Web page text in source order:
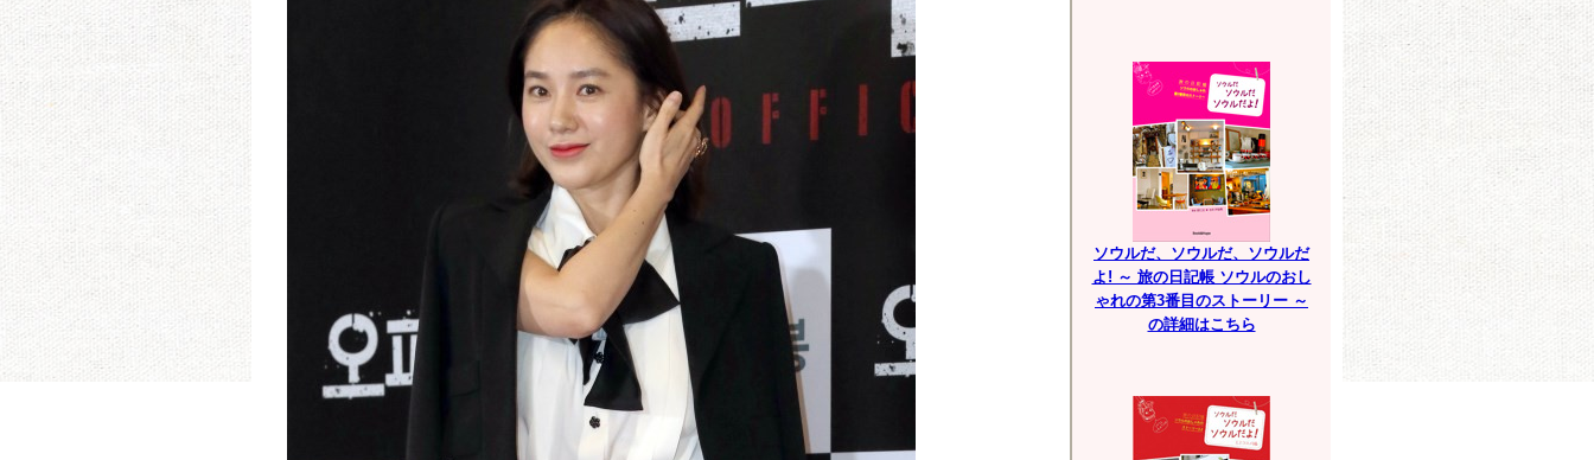
ソウルだ、ソウルだ、ソウルだ
よ! ～ 旅の日記帳 ソウルのおし
ゃれの第3番目のストーリー ～
の詳細はこちら